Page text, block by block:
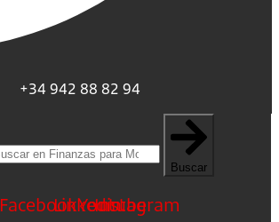
+34 942 88 82 94
Buscar
FacebookLinkedin
Youtube
Instagram